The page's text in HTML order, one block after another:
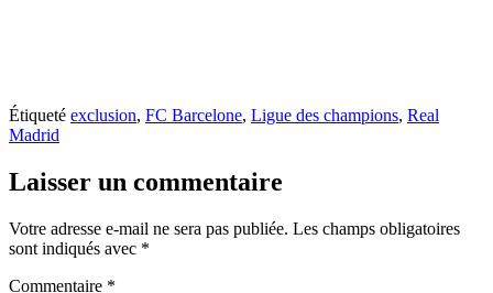
Étiqueté exclusion, FC Barcelone, Ligue des champions, Real
Madrid
Laisser un commentaire
Votre adresse e-mail ne sera pas publiée. Les champs obligatoires
sont indiqués avec *
Commentaire *